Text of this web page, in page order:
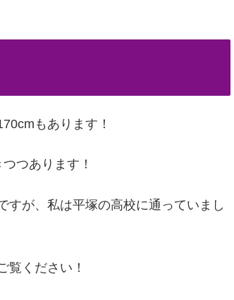
もあります！
つあります！
すが、私は平塚の高校に通っていまし
覧ください！